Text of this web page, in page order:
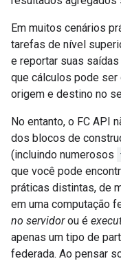
Em muitos cenários
tarefas de nível
e reportar suas
que cálculos pode ser
origem e destino no
No entanto, o FC API
dos blocos de
(incluindo numerosos
que você pode
práticas distintas, de
em uma computação
no servidorou é
apenas um tipo de
federada. Ao pensar